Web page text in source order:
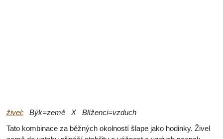
živel: Býk=země X Blíženci=vzduch
Tato kombinace za běžných okolností šlape jako hodinky. Živel